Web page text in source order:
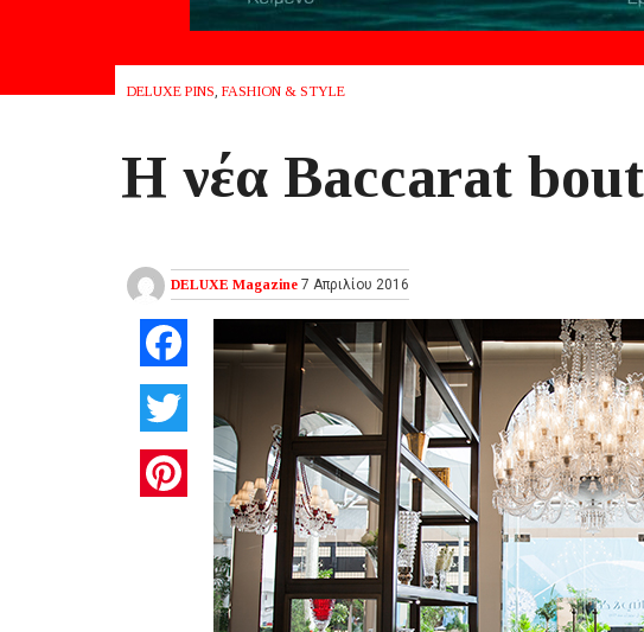
DELUXE PINS, FASHION & STYLE
Η νέα Βaccarat
DELUXE Magazine 7 Απριλίου 2016
Facebook
Pinterest